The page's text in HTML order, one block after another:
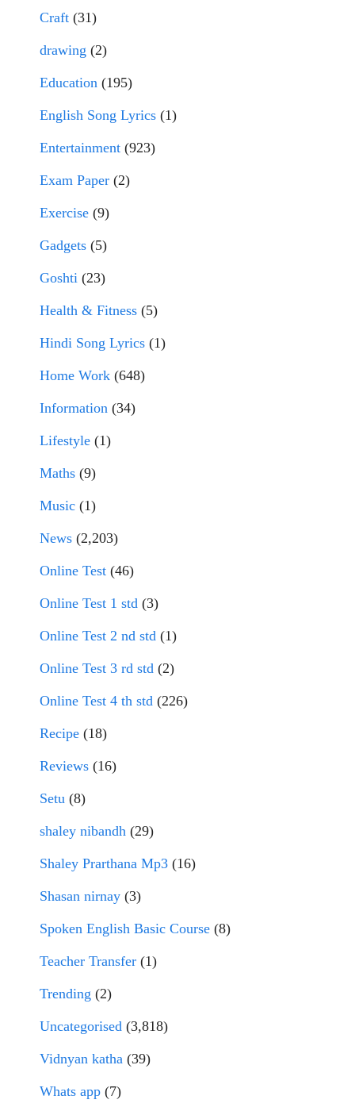
Craft (31)
drawing (2)
Education (195)
English Song Lyrics (1)
Entertainment (923)
Exam Paper (2)
Exercise (9)
Gadgets (5)
Goshti (23)
Health & Fitness (5)
Hindi Song Lyrics (1)
Home Work (648)
Information (34)
Lifestyle (1)
Maths (9)
Music (1)
News (2,203)
Online Test (46)
Online Test 1 std (3)
Online Test 2 nd std (1)
Online Test 3 rd std (2)
Online Test 4 th std (226)
Recipe (18)
Reviews (16)
Setu (8)
shaley nibandh (29)
Shaley Prarthana Mp3 (16)
Shasan nirnay (3)
Spoken English Basic Course (8)
Teacher Transfer (1)
Trending (2)
Uncategorised (3,818)
Vidnyan katha (39)
Whats app (7)